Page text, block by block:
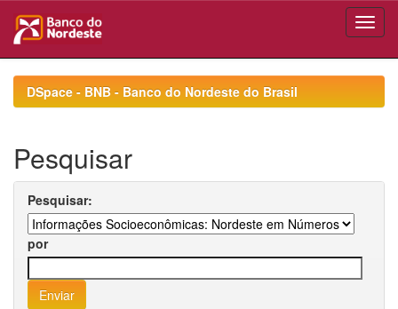
navigationDSpace - BNB - Banco do Nordeste do Brasil
Pesquisar
Pesquisar:
por